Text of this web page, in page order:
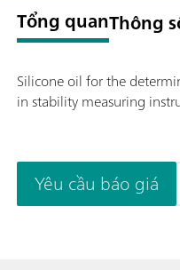
Tổng quanThông
Silicone oil for the
in stability measuring
Yêu cầu báo giá